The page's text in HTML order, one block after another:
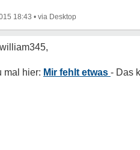
18:43 •
Mir fehlt etwas